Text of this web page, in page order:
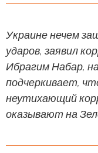
Украине нечем
ударов, заявил
Ибрагим Набар,
подчеркивает,
неутихающий
оказывают на